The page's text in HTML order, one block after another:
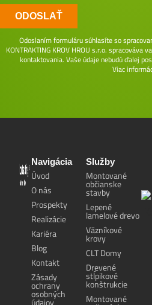
ODOSLAŤ
Odoslaním formuláru súhlasíte so
KONTRAKTING KROV HROU s.r.o. spracováva
kontaktovania. Vaše údaje nebudú ďalej
Viac
Navigácia
Úvod
O nás
Prospekty
Realizácie
Kariéra
Blog
Kontakt
Zásady
ochrany
osobných
Služby
Montované
občianske
stavby
Lepené
lamelové drevo
Väzníkové
krovy
CLT Domy
Drevené
stĺpikové
konštrukcie
Montované